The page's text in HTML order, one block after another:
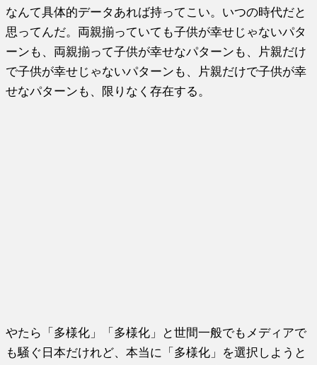
なんて具体的データあれば持ってこい。いつの時代だと
思ってんだ。両親揃っていても子供が幸せじゃないパタ
ーンも、両親揃って子供が幸せなパターンも、片親だけ
で子供が幸せじゃないパターンも、片親だけで子供が幸
せなパターンも、限りなく存在する。
やたら「多様化」「多様化」と世間一般でもメディアで
も騒ぐ日本だけれど、本当に「多様化」を選択しようと